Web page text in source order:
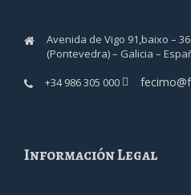
Avenida de Vigo 91,baixo –
(Pontevedra) – Galicia –
+34 986 305 000
Información Legal